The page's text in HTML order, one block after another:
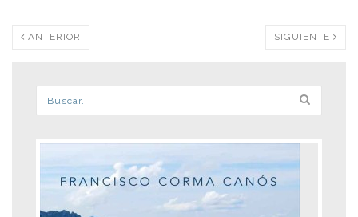
ANTERIOR SIGUIENTE
Formulario de búsqueda